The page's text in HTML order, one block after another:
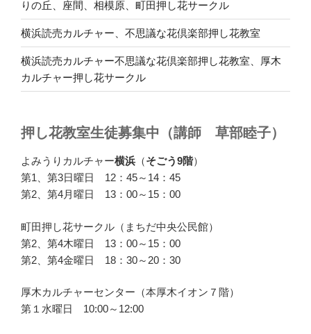
りの丘、座間、相模原、町田押し花サークル
横浜読売カルチャー、不思議な花倶楽部押し花教室
横浜読売カルチャー不思議な花倶楽部押し花教室、厚木
カルチャー押し花サークル
押し花教室生徒募集中（講師 草部睦子）
よみうりカルチャー横浜 （そごう9階）
第1、第3日曜日 12：45～14：45
第2、第4月曜日 13：00～15：00
町田押し花サークル（まちだ中央公民館）
第2、第4木曜日 13：00～15：00
第2、第4金曜日 18：30～20：30
厚木カルチャーセンター（本厚木イオン７階）
第１水曜日 10:00～12:00